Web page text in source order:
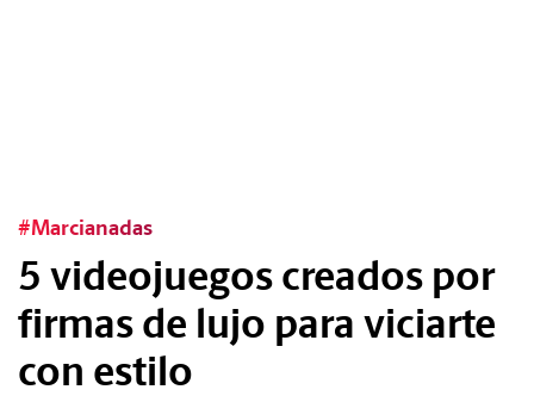
#Marcianadas
5 videojuegos creados por
firmas de lujo para viciarte
con estilo
#Marcianadas